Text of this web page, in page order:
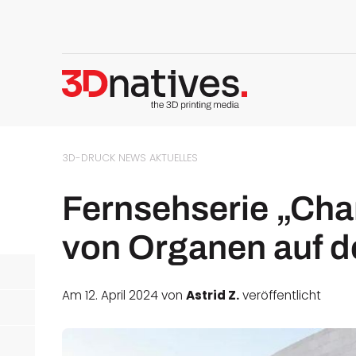
3D-DRUCK NEWS AKTUELLES
Fernsehserie
von Organen auf
Am 12. April 2024 vonAstrid Z.veröffentlicht